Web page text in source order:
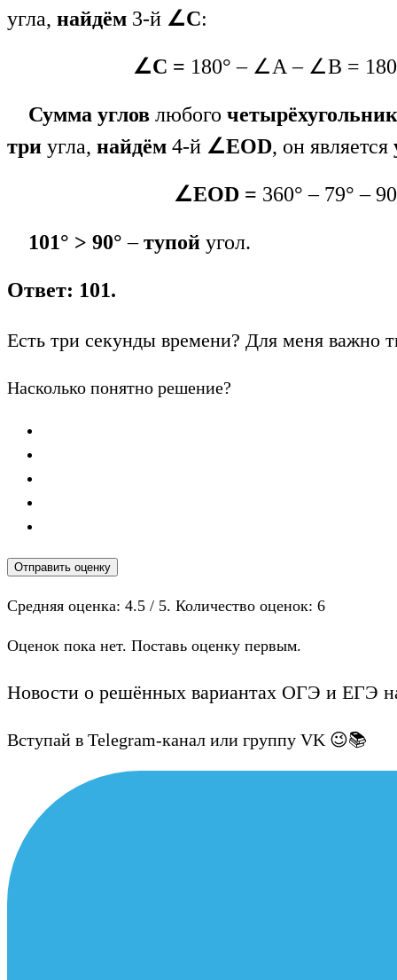
угла, найдём 3-й ∠С:
∠С = 180° – ∠А – ∠В =
Сумма углов любого
три угла, найдём 4-й ∠ЕОD, он является
∠ЕОD = 360° – 79° –
101° > 90° –тупой угол.
Ответ: 101.
Есть три секунды времени? Для меня важно
Насколько понятно решение?
Отправить оценку
Средняя оценка: 4.5 / 5. Количество оценок: 6
Оценок пока нет. Поставь оценку первым.
Новости о решённых вариантах ОГЭ и ЕГЭ
Вступай в Telegram-канал или группу VK 😉📚